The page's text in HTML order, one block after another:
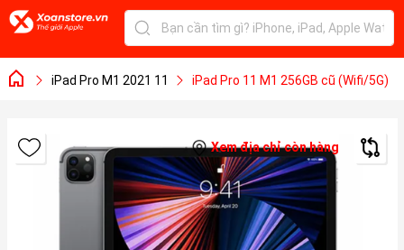
iPad Pro M1 2021 11 iPad Pro 11 M1 256GB cũ (Wifi/5G)
Xem địa chỉ còn hàng